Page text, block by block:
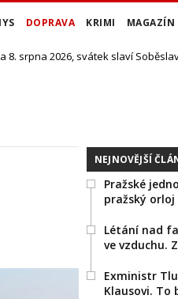
DOPRAVA KRIMI MAGAZÍN
8. srpna 2026, svátek slaví
NEJNOVĚJŠÍ
Pražské
pražský orloj
Létání nad
ve vzduchu.
Exministr
Klausovi. To